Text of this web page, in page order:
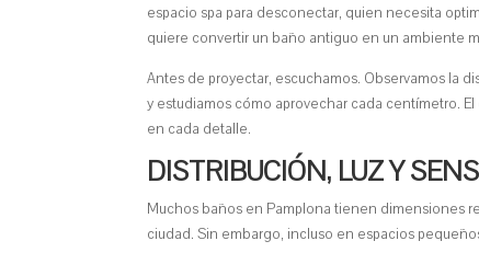
espacio spa para desconectar, quien necesita
quiere convertir un baño antiguo en un ambiente
Antes de proyectar, escuchamos. Observamos la
y estudiamos cómo aprovechar cada centímetro.
en cada detalle.
DISTRIBUCIÓN, LUZ Y
Muchos baños en Pamplona tienen dimensiones
ciudad. Sin embargo, incluso en espacios